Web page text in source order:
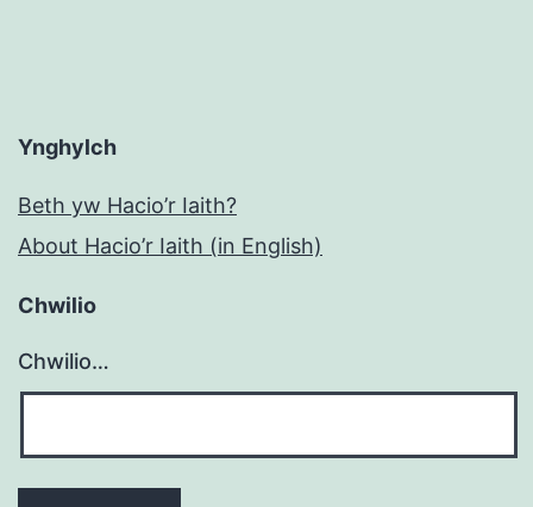
Ynghylch
Beth yw Hacio’r Iaith?
About Hacio’r Iaith (in English)
Chwilio
Chwilio…